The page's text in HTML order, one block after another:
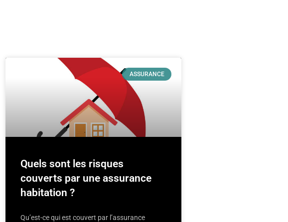
ASSURANCE
Quels sont les risques
couverts par une assurance
habitation ?
Qu’est-ce qui est couvert par l’assurance